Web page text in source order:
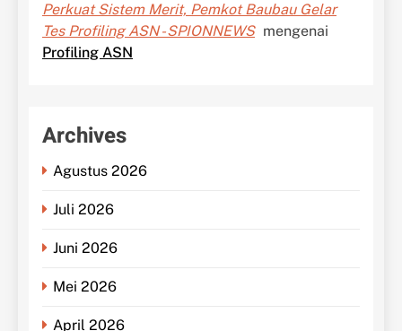
Perkuat Sistem Merit, Pemkot Baubau Gelar
Tes Profiling ASN - SPIONNEWS mengenai
Profiling ASN
Archives
Agustus 2026
Juli 2026
Juni 2026
Mei 2026
April 2026